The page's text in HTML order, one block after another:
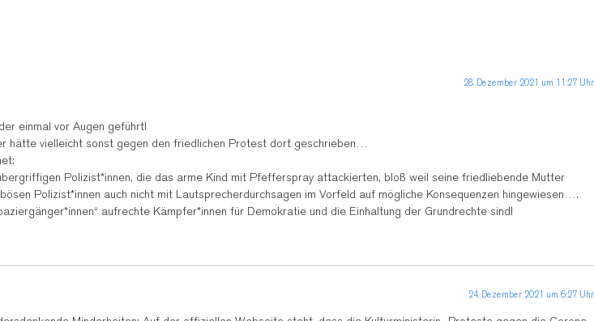
28. Dezember 2021 um 11:27 Uhr
einmal vor Augen geführt!
hätte vielleicht sonst gegen den friedlichen Protest dort geschrieben…
Polizist*innen, die das arme Kind mit Pfefferspray attackierten, bloß weil seine friedliebende Mutter
Polizist*innen auch nicht mit Lautsprecherdurchsagen im Vorfeld auf mögliche Konsequenzen hingewiesen….
aufrechte Kämpfer*innen für Demokratie und die Einhaltung der Grundrechte sind!
24. Dezember 2021 um 6:27 Uhr